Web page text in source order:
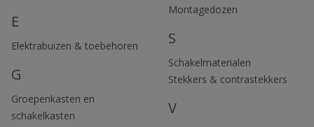
E
Elektrabuizen & toebehoren
G
Groepenkasten en
schakelkasten
Montagedozen
S
Schakelmaterialen
Stekkers & contrastekkers
V